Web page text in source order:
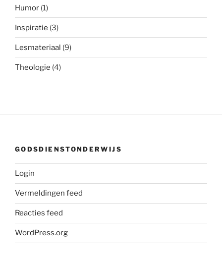
Humor (1)
Inspiratie (3)
Lesmateriaal (9)
Theologie (4)
GODSDIENSTONDERWIJS
Login
Vermeldingen feed
Reacties feed
WordPress.org